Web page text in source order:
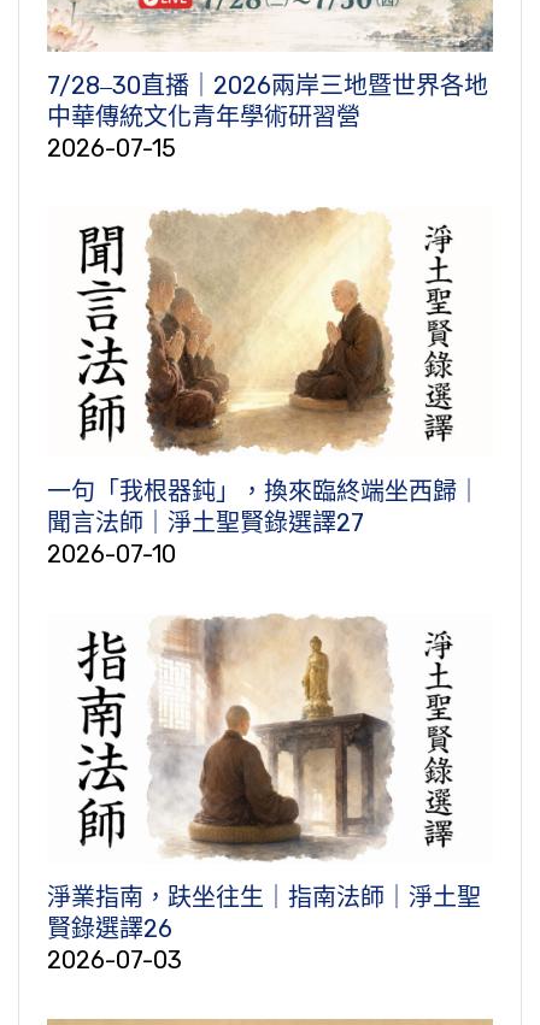
7/28‒30直播｜2026兩岸三地暨世界各地
中華傳統文化青年學術研習營
2026-07-15
一句「我根器鈍」，換來臨終端坐西歸｜
聞言法師｜淨土聖賢錄選譯27
2026-07-10
淨業指南，趺坐往生｜指南法師｜淨土聖
賢錄選譯26
2026-07-03